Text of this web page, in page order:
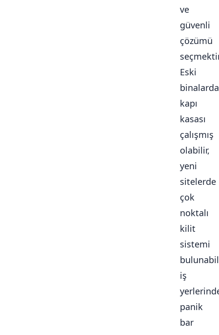
ve
güvenli
çözümü
Eski
binalarda
kapı
kasası
çalışmış
olabilir,
yeni
sitelerde
çok
noktalı
kilit
sistemi
iş
panik
bar